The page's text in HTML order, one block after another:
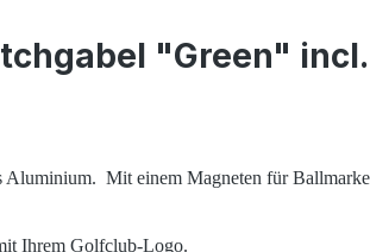
"Green"
Aluminium. Mit einem Magneten für
Ihrem Golfclub-Logo.